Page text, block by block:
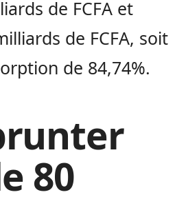
de FCFA et
de FCFA, soit
de 84,74%.
80